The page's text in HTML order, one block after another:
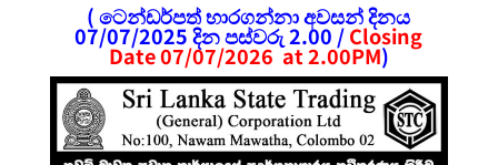
( ටෙන්ඩර්පත් භාරගන්නා අවසන් දිනය
07/07/2025 දින පස්වරු 2.00 /Closing
Date 07/07/2026 at 2.00PM)